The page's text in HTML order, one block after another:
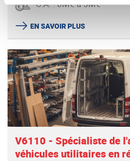
C.A.:0M€ à 5M€
EN SAVOIR PLUS
V6110 - Spécialiste de
véhicules utilitaires en